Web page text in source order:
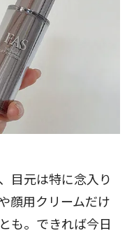
目元は特に念入り
顔用クリームだけ
も。できれば今日